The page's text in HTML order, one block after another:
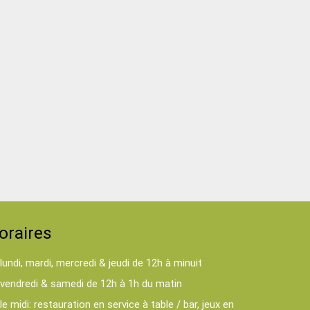
lundi, mardi, mercredi & jeudi de 12h à minuit
vendredi & samedi de 12h à 1h du matin
le midi: restauration en service à table / bar, jeux en